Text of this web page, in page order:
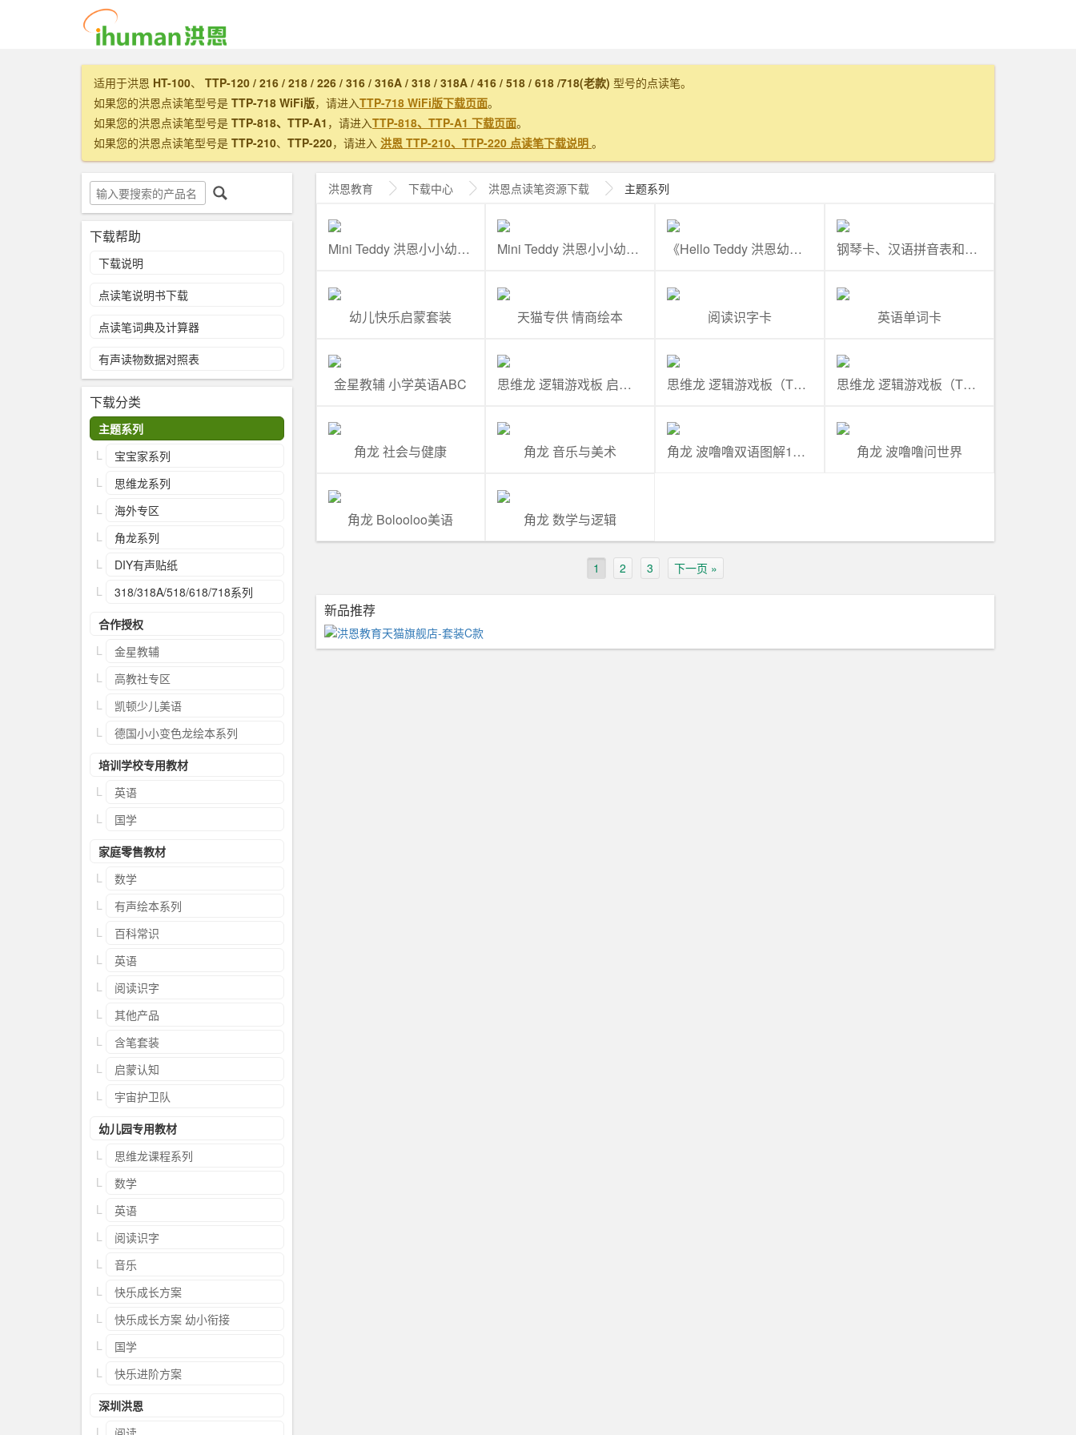
适用于洪恩 HT-100、 TTP-120 / 216 / 218 / 226 / 316 / 316A / 318 / 318A / 416 / 518 / 618 /718(老款) 型号的点读笔。
如果您的洪恩点读笔型号是 TTP-718 WiFi版，请进入TTP-718 WiFi版下载页面。
如果您的洪恩点读笔型号是 TTP-818、TTP-A1 ，请进入TTP-818、TTP-A1 下载页面。
如果您的洪恩点读笔型号是 TTP-210、 TTP-220，请进入 洪恩 TTP-210、TTP-220 点读笔下载说明 。
洪恩教育 下载中心 洪恩点读笔资源下载 主题系列
Mini Teddy 洪恩小小幼儿英语（泰国版）1-4 Mini Teddy 洪恩小小幼儿英语（泰国版）5-8 《Hello Teddy 洪恩幼儿英语》（泰英中三语版） 钢琴卡、汉语拼音表和乘法表卡
幼儿快乐启蒙套装 天猫专供 情商绘本 阅读识字卡 英语单词卡
金星教辅 小学英语ABC 思维龙 逻辑游戏板 启蒙篇（D4） 思维龙 逻辑游戏板（T4） 思维龙 逻辑游戏板（T6）
角龙 社会与健康 角龙 音乐与美术 角龙 波噜噜双语图解1000词 角龙 波噜噜问世界
角龙 Bolooloo美语 角龙 数学与逻辑
1 2 3 下一页 »
新品推荐
下载帮助
下载说明
点读笔说明书下载
点读笔词典及计算器
有声读物数据对照表
下载分类
主题系列
宝宝家系列
思维龙系列
海外专区
角龙系列
DIY有声贴纸
318/318A/518/618/718系列
合作授权
金星教辅
高教社专区
凯顿少儿美语
德国小小变色龙绘本系列
培训学校专用教材
英语
国学
家庭零售教材
数学
有声绘本系列
百科常识
英语
阅读识字
其他产品
含笔套装
启蒙认知
宇宙护卫队
幼儿园专用教材
思维龙课程系列
数学
英语
阅读识字
音乐
快乐成长方案
快乐成长方案 幼小衔接
国学
快乐进阶方案
深圳洪恩